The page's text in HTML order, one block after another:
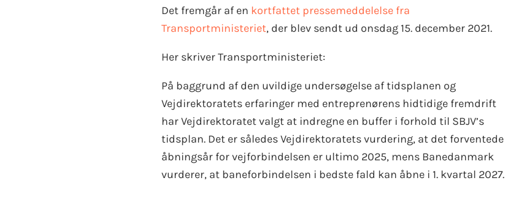
Det fremgår af en kortfattet pressemeddelelse fra
Transportministeriet, der blev sendt ud onsdag 15. december 2021.
Her skriver Transportministeriet:
På baggrund af den uvildige undersøgelse af tidsplanen og
Vejdirektoratets erfaringer med entreprenørens hidtidige fremdrift
har Vejdirektoratet valgt at indregne en buffer i forhold til SBJV’s
tidsplan. Det er således Vejdirektoratets vurdering, at det forventede
åbningsår for vejforbindelsen er ultimo 2025, mens Banedanmark
vurderer, at baneforbindelsen i bedste fald kan åbne i 1. kvartal 2027.